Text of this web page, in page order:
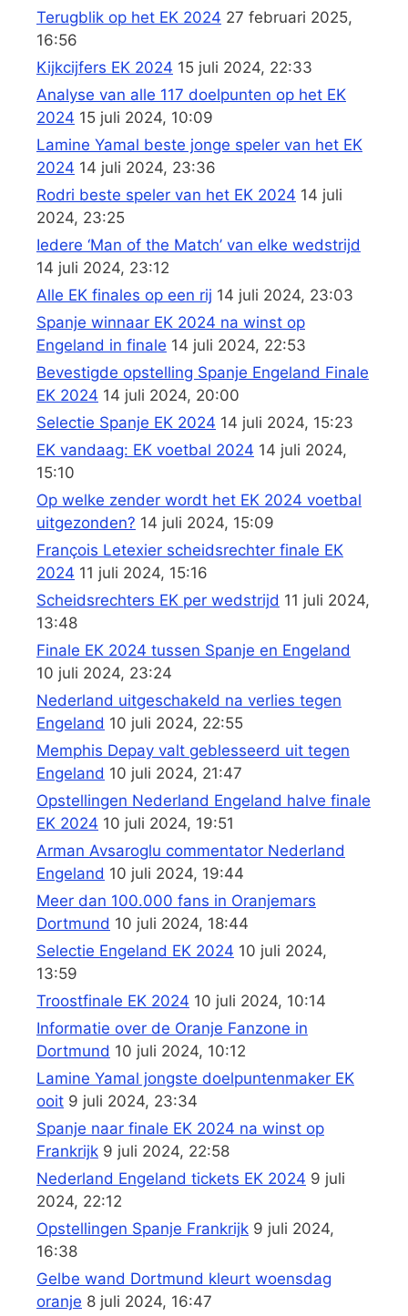
Terugblik op het EK 2024 27 februari 2025,
16:56
Kijkcijfers EK 2024 15 juli 2024, 22:33
Analyse van alle 117 doelpunten op het EK
2024 15 juli 2024, 10:09
Lamine Yamal beste jonge speler van het EK
2024 14 juli 2024, 23:36
Rodri beste speler van het EK 2024 14 juli
2024, 23:25
Iedere ‘Man of the Match’ van elke wedstrijd
14 juli 2024, 23:12
Alle EK finales op een rij 14 juli 2024, 23:03
Spanje winnaar EK 2024 na winst op
Engeland in finale 14 juli 2024, 22:53
Bevestigde opstelling Spanje Engeland Finale
EK 2024 14 juli 2024, 20:00
Selectie Spanje EK 2024 14 juli 2024, 15:23
EK vandaag: EK voetbal 2024 14 juli 2024,
15:10
Op welke zender wordt het EK 2024 voetbal
uitgezonden? 14 juli 2024, 15:09
François Letexier scheidsrechter finale EK
2024 11 juli 2024, 15:16
Scheidsrechters EK per wedstrijd 11 juli 2024,
13:48
Finale EK 2024 tussen Spanje en Engeland
10 juli 2024, 23:24
Nederland uitgeschakeld na verlies tegen
Engeland 10 juli 2024, 22:55
Memphis Depay valt geblesseerd uit tegen
Engeland 10 juli 2024, 21:47
Opstellingen Nederland Engeland halve finale
EK 2024 10 juli 2024, 19:51
Arman Avsaroglu commentator Nederland
Engeland 10 juli 2024, 19:44
Meer dan 100.000 fans in Oranjemars
Dortmund 10 juli 2024, 18:44
Selectie Engeland EK 2024 10 juli 2024,
13:59
Troostfinale EK 2024 10 juli 2024, 10:14
Informatie over de Oranje Fanzone in
Dortmund 10 juli 2024, 10:12
Lamine Yamal jongste doelpuntenmaker EK
ooit 9 juli 2024, 23:34
Spanje naar finale EK 2024 na winst op
Frankrijk 9 juli 2024, 22:58
Nederland Engeland tickets EK 2024 9 juli
2024, 22:12
Opstellingen Spanje Frankrijk 9 juli 2024,
16:38
Gelbe wand Dortmund kleurt woensdag
oranje 8 juli 2024, 16:47